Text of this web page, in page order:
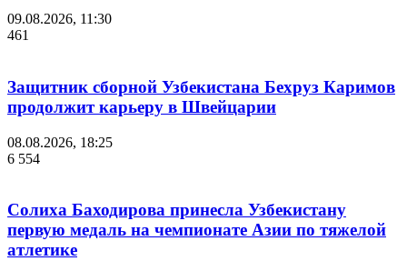
09.08.2026, 11:30
461
Защитник сборной Узбекистана Бехруз Каримов
продолжит карьеру в Швейцарии
08.08.2026, 18:25
6 554
Солиха Баходирова принесла Узбекистану
первую медаль на чемпионате Азии по тяжелой
атлетике